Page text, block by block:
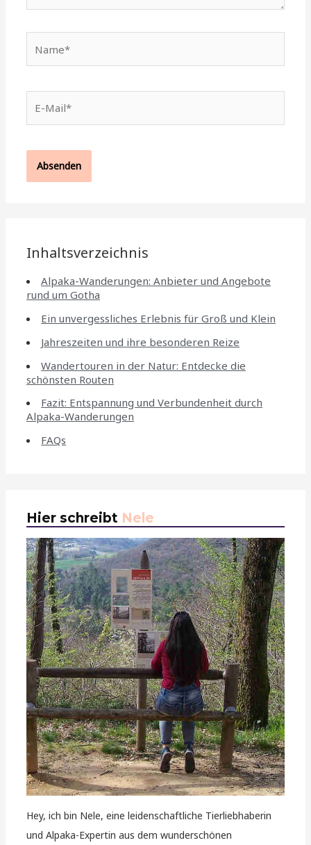
Mail*
Inhaltsverzeichnis
Alpaka-Wanderungen: Anbieter und Angebote
rund um Gotha
Ein unvergessliches Erlebnis für Groß und Klein
Jahreszeiten und ihre besonderen Reize
Wandertouren in der Natur: Entdecke die
schönsten Routen
Fazit: Entspannung und Verbundenheit durch
Alpaka-Wanderungen
FAQs
Hier schreibt Nele
Hey, ich bin Nele, eine leidenschaftliche Tierliebhaberin
und Alpaka-Expertin aus dem wunderschönen